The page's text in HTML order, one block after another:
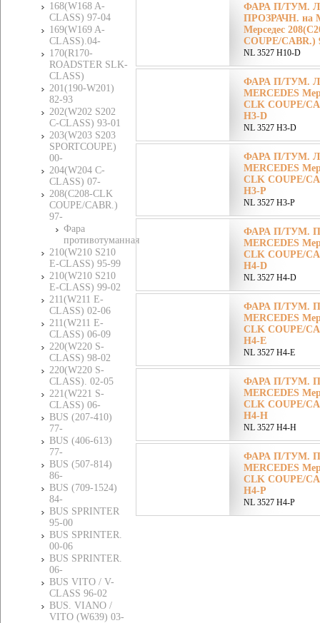
168(W168 A-
CLASS) 97-04
169(W169 A-
CLASS).04-
170(R170-
ROADSTER SLK-
CLASS)
201(190-W201)
82-93
202(W202 S202
C-CLASS) 93-01
203(W203 S203
SPORTCOUPE)
00-
204(W204 C-
CLASS) 07-
208(C208-CLK
COUPE/CABR.)
97-
Фара
противотуманная
210(W210 S210
E-CLASS) 95-99
210(W210 S210
E-CLASS) 99-02
211(W211 E-
CLASS) 02-06
211(W211 E-
CLASS) 06-09
220(W220 S-
CLASS) 98-02
220(W220 S-
CLASS). 02-05
221(W221 S-
CLASS) 06-
BUS (207-410)
77-
BUS (406-613)
77-
BUS (507-814)
86-
BUS (709-1524)
84-
BUS SPRINTER
95-00
BUS SPRINTER.
00-06
BUS SPRINTER.
06-
BUS VITO / V-
CLASS 96-02
BUS. VIANO /
VITO (W639) 03-
ФАРА П/ТУМ.
ПРОЗРАЧН. на
Мерседес
COUPE/CABR.)
NL 3527 H10-D
ФАРА П/ТУМ.
MERCEDES
CLK COUPE/
H3-D
NL 3527 H3-D
ФАРА П/ТУМ.
MERCEDES
CLK COUPE/
H3-P
NL 3527 H3-P
ФАРА П/ТУМ.
MERCEDES
CLK COUPE/
H4-D
NL 3527 H4-D
ФАРА П/ТУМ.
MERCEDES
CLK COUPE/
H4-E
NL 3527 H4-E
ФАРА П/ТУМ.
MERCEDES
CLK COUPE/
H4-H
NL 3527 H4-H
ФАРА П/ТУМ.
MERCEDES
CLK COUPE/
H4-P
NL 3527 H4-P